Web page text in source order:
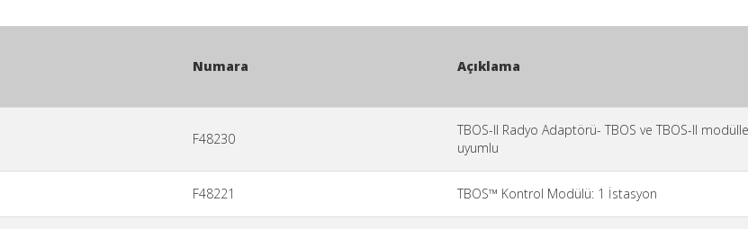
Numara Açıklama
F48230
TBOS-II Radyo Adaptörü- TBOS ve TBOS-II
uyumlu
F48221 TBOS™ Kontrol Modülü: 1 İstasyon